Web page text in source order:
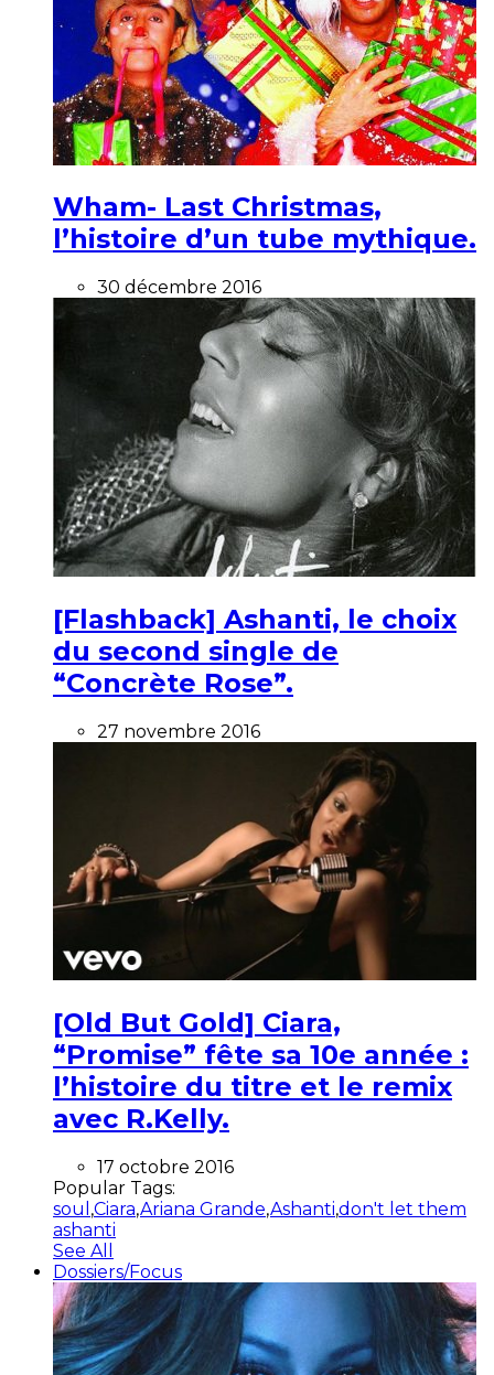
Wham- Last Christmas,
l’histoire d’un tube mythique.
30 décembre 2016
[Flashback] Ashanti, le choix
du second single de
“Concrète Rose”.
27 novembre 2016
[Old But Gold] Ciara,
“Promise” fête sa 10e année :
l’histoire du titre et le remix
avec R.Kelly.
17 octobre 2016
Popular Tags:
soul ,Ciara,Ariana Grande,Ashanti,don't let them
ashanti
See All
Dossiers/Focus